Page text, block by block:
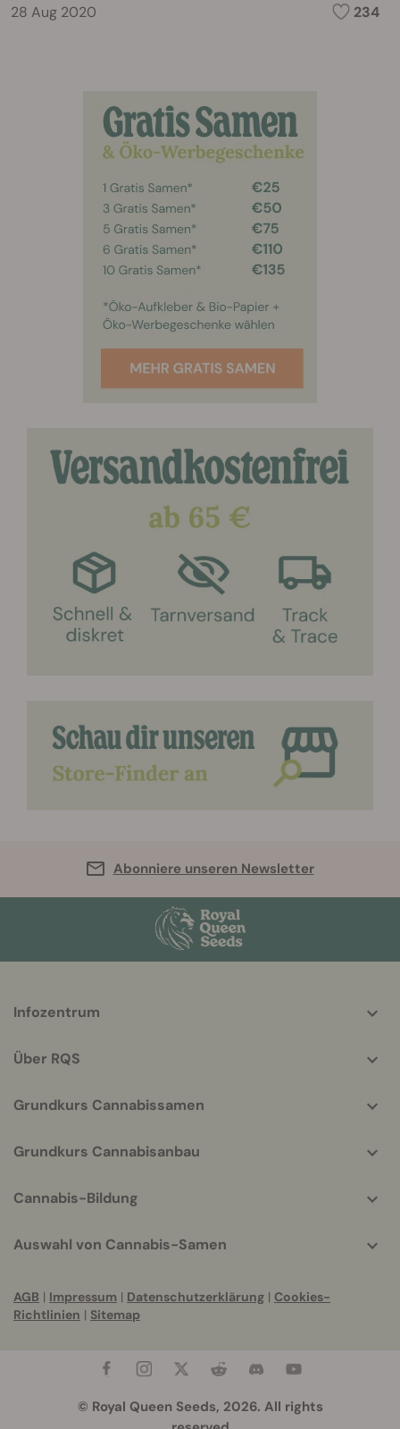
28 Aug 2020 234
Abonniere unseren Newsletter
helpful
Infozentrum
Über RQS
Grundkurs Cannabissamen
Grundkurs Cannabisanbau
Cannabis-Bildung
Auswahl von Cannabis-Samen
AGB | Impressum | Datenschutzerklärung | Cookies-
Richtlinien | Sitemap
© Royal Queen Seeds, 2026. All rights